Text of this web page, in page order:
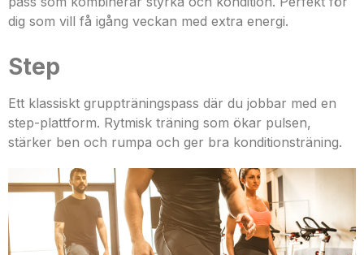
dig som vill få igång veckan med extra energi.
Step
Ett klassiskt gruppträningspass där du jobbar med en
step-plattform. Rytmisk träning som ökar pulsen,
stärker ben och rumpa och ger bra konditionsträning.